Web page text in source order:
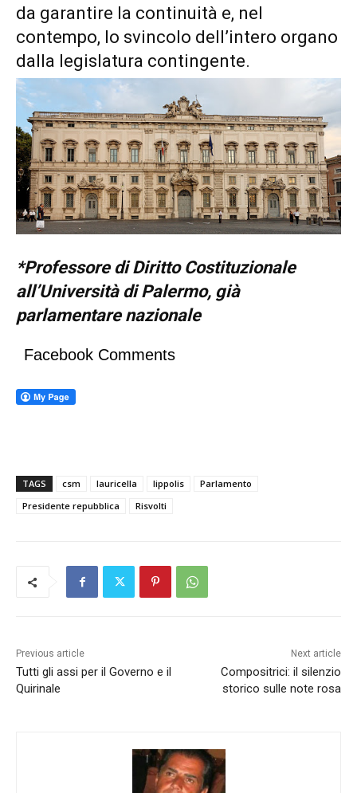
da garantire la continuità e, nel
contempo, lo svincolo dell’intero organo
dalla legislatura contingente.
*Professore di Diritto Costituzionale
all’Università di Palermo, già
parlamentare nazionale
Facebook Comments
TAGS csm lauricella lippolis
Parlamento
Presidente repubblica
Risvolti
Previous article
Tutti gli assi per il Governo e il
Quirinale
Next article
Compositrici: il silenzio
storico sulle note rosa